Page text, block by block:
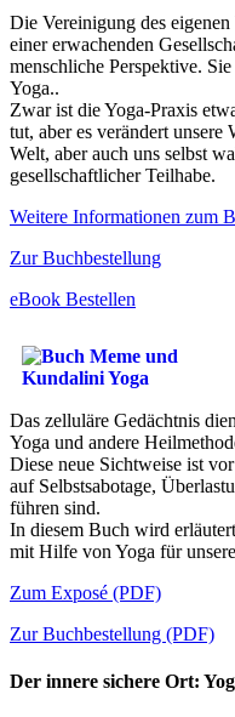
Die Vereinigung des eigenen
einer erwachenden
menschliche Perspektive.
Yoga..
Zwar ist die Yoga-Praxis
tut, aber es verändert
Welt, aber auch uns selbst
gesellschaftlicher Teilhabe.
Weitere Informationen zum
Zur Buchbestellung
eBook Bestellen
Das zelluläre Gedächtnis
Yoga und andere
Diese neue Sichtweise ist
auf Selbstsabotage,
führen sind.
In diesem Buch wird
mit Hilfe von Yoga für
Zum Exposé (PDF)
Zur Buchbestellung (PDF)
Der innere sichere Ort: